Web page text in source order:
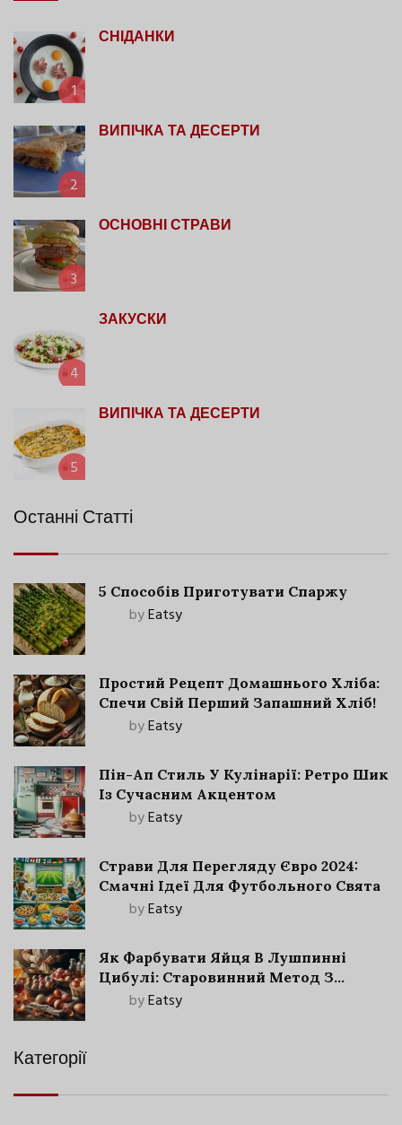
1
СНІДАНКИ
2
ВИПІЧКА ТА ДЕСЕРТИ
3
ОСНОВНІ СТРАВИ
4
ЗАКУСКИ
5
ВИПІЧКА ТА ДЕСЕРТИ
Останні Статті
5 Способів Приготувати Спаржу
byEatsy
Простий Рецепт Домашнього Хліба:
Спечи Свій Перший Запашний Хліб!
byEatsy
Пін-Ап Стиль У Кулінарії: Ретро Шик
Із Сучасним Акцентом
byEatsy
Страви Для Перегляду Євро 2024:
Смачні Ідеї Для Футбольного Свята
byEatsy
Як Фарбувати Яйця В Лушпинні
Цибулі: Старовинний Метод З
Сучасними Нюансами
byEatsy
Категорії